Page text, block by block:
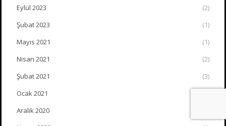
Eylül 2023
(2)
Şubat 2023
(1)
Mayıs 2021
(1)
Nisan 2021
(2)
Şubat 2021
(3)
Ocak 2021
Aralık 2020